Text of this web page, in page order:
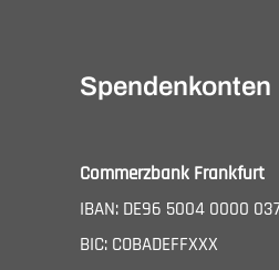
Spendenkonten
Commerzbank Frankfurt
IBAN: DE96 5004 0000
BIC: COBADEFFXXX